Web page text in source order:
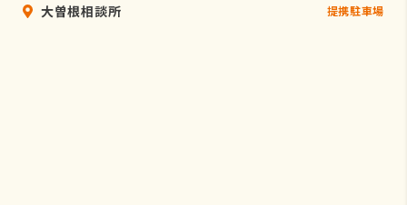
大曽根相談所 提携駐車場